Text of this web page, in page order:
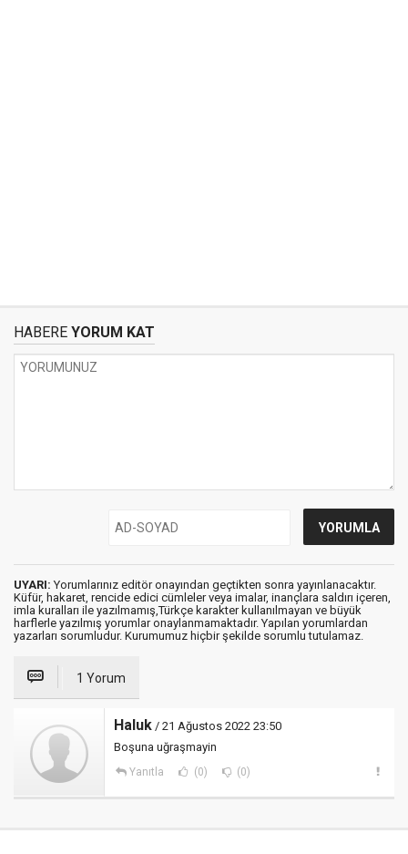
HABERE YORUM KAT
UYARI: Yorumlarınız editör onayından geçtikten sonra yayınlanacaktır.
Küfür, hakaret, rencide edici cümleler veya imalar, inançlara saldırı içeren,
imla kuralları ile yazılmamış,Türkçe karakter kullanılmayan ve büyük
harflerle yazılmış yorumlar onaylanmamaktadır. Yapılan yorumlardan
yazarları sorumludur. Kurumumuz hiçbir şekilde sorumlu tutulamaz.
1 Yorum
Haluk / 21 Ağustos 2022 23:50
Boşuna uğraşmayin
Yanıtla (0) (0)